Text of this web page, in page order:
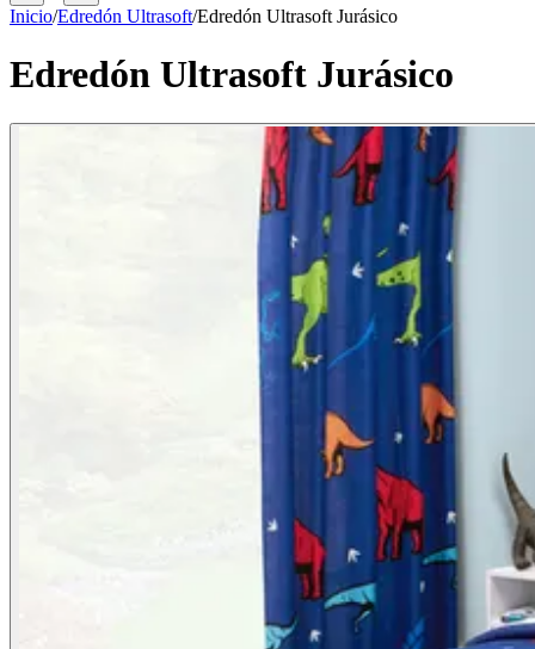
Inicio/Edredón Ultrasoft/Edredón Ultrasoft Jurásico
Edredón Ultrasoft Jurásico